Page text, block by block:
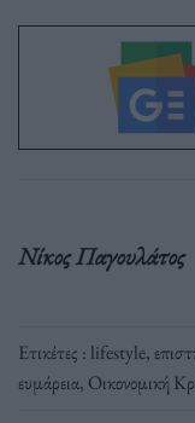
Νίκος Παγουλάτος
Ετικέτες : lifestyle,
ευμάρεια, Οικονομική